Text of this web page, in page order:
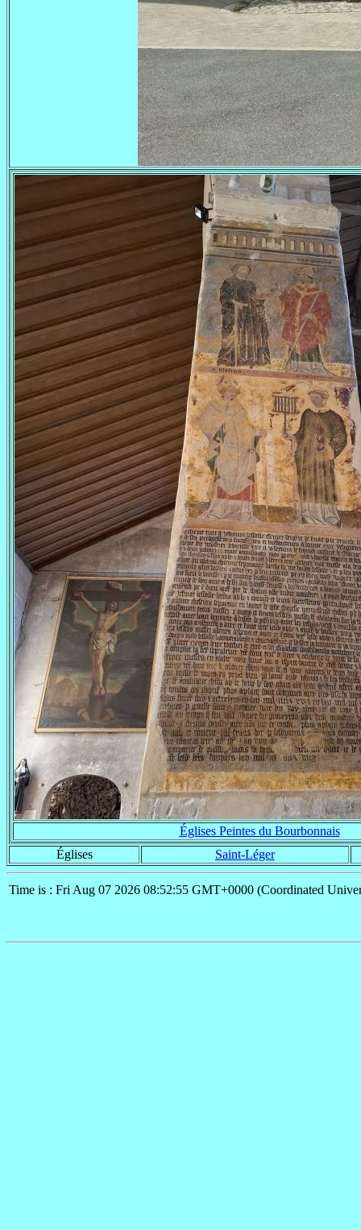
Églises Peintes du Bourbonnais
Églises
Saint-Léger
Time is : Fri Aug 07 2026 08:52:55 GMT+0000 (Coordinated